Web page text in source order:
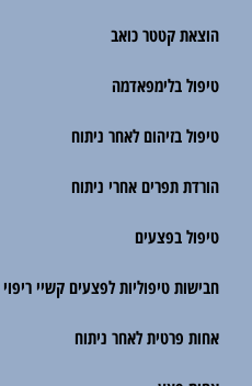
הוצאת קטטר כואב
טיפול בלימפאדמה
טיפול בזיהום לאחר ניתוח
הורדת תפרים אחרי ניתוח
טיפול בפצעים
חבישות טיפוליות לפצעים קשיי ריפוי
אחות פרטית לאחר ניתוח